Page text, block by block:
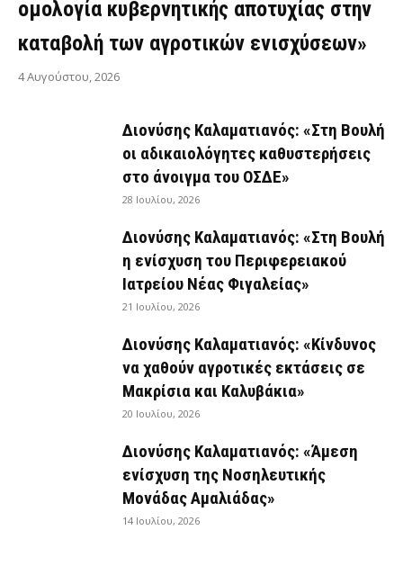
ομολογία κυβερνητικής αποτυχίας στην
καταβολή των αγροτικών ενισχύσεων»
4 Αυγούστου, 2026
Διονύσης Καλαματιανός: «Στη Βουλή
οι αδικαιολόγητες καθυστερήσεις
στο άνοιγμα του ΟΣΔΕ»
28 Ιουλίου, 2026
Διονύσης Καλαματιανός: «Στη Βουλή
η ενίσχυση του Περιφερειακού
Ιατρείου Νέας Φιγαλείας»
21 Ιουλίου, 2026
Διονύσης Καλαματιανός: «Κίνδυνος
να χαθούν αγροτικές εκτάσεις σε
Μακρίσια και Καλυβάκια»
20 Ιουλίου, 2026
Διονύσης Καλαματιανός: «Άμεση
ενίσχυση της Νοσηλευτικής
Μονάδας Αμαλιάδας»
14 Ιουλίου, 2026